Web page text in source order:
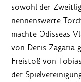
sowohl der
nennenswerte
machte Odisseas
von Denis Zagaria
Freistoß von
der